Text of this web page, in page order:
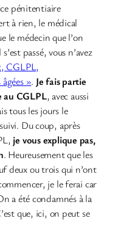
pénitentiaire
à rien, le médical
le médecin que l’on
passé, vous n’avez
CGLPL,
». Je fais partie
au CGLPL, avec aussi
tous les jours le
Du coup, après
je vous explique pas,
. Heureusement que les
deux ou trois qui n’ont
je le ferai car
a été condamnés à la
que, ici, on peut se